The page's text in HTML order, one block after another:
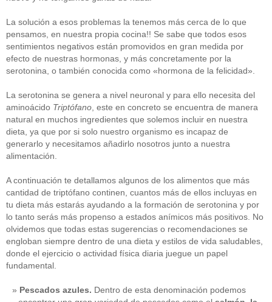
La solución a esos problemas la tenemos más cerca de lo que
pensamos, en nuestra propia cocina!! Se sabe que todos esos
sentimientos negativos están promovidos en gran medida por
efecto de nuestras hormonas, y más concretamente por la
serotonina, o también conocida como «hormona de la felicidad».
La serotonina se genera a nivel neuronal y para ello necesita del
aminoácido Triptófano, este en concreto se encuentra de manera
natural en muchos ingredientes que solemos incluir en nuestra
dieta, ya que por si solo nuestro organismo es incapaz de
generarlo y necesitamos añadirlo nosotros junto a nuestra
alimentación.
A continuación te detallamos algunos de los alimentos que más
cantidad de triptófano continen, cuantos más de ellos incluyas en
tu dieta más estarás ayudando a la formación de serotonina y por
lo tanto serás más propenso a estados anímicos más positivos. No
olvidemos que todas estas sugerencias o recomendaciones se
engloban siempre dentro de una dieta y estilos de vida saludables,
donde el ejercicio o actividad física diaria juegue un papel
fundamental.
Pescados azules. Dentro de esta denominación podemos